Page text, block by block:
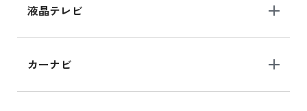
液晶テレビ
カーナビ
iPhone 15 128GB の新品買取価格